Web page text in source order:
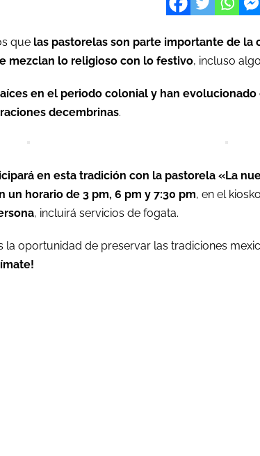
que las pastorelas son parte importante de la
mezclan lo religioso con lo festivo, incluso
en el periodo colonial y han
decembrinas.
en esta tradición con la pastorela «La
un horario de 3 pm, 6 pm y 7:30 pm, en el
, incluirá servicios de fogata.
la oportunidad de preservar las tradiciones